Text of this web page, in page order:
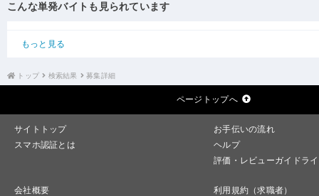
こんな単発バイトも見られています
もっと見る
トップ 検索結果 募集詳細
ページトップへ
サイトトップ
お手伝いの流れ
スマホ認証とは
ヘルプ
評価・レビューガイドラ
会社概要
利用規約（求職者）